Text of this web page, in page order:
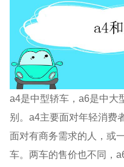
a4是中型轿车，a6是中大
别。a4主要面对年轻消费
面对有商务需求的人，或
车。两车的售价也不同，